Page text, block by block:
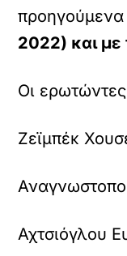
προηγούμενα
2022) και με
Οι
Ζεϊμπέκ
Αχτσιόγλου